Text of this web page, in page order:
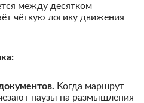
между десятком
чёткую логику движения
Когда маршрут
паузы на размышления